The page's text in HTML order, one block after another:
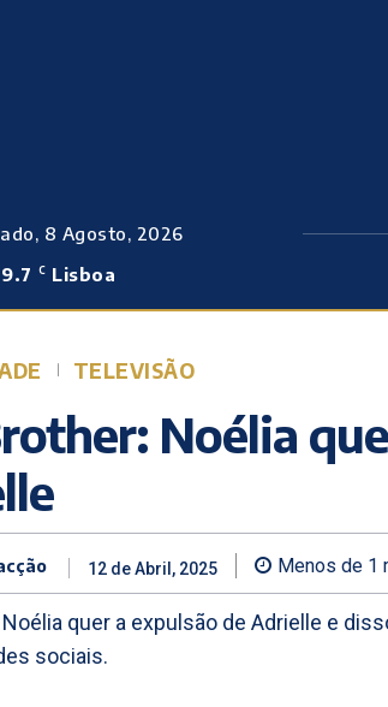
8 Agosto, 2026
C Lisboa
TELEVISÃO
Noélia
12 de Abril, 2025 Menos de 1
Noélia quer a expulsão de Adrielle e
sociais.